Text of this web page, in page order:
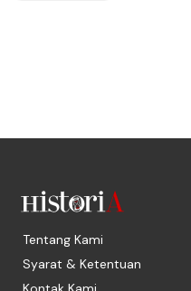
Tentang Kami
Syarat & Ketentuan